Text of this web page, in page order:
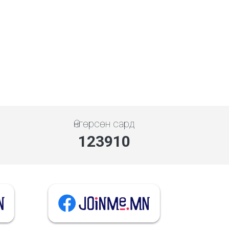
Өнгөрсөн сард
142973